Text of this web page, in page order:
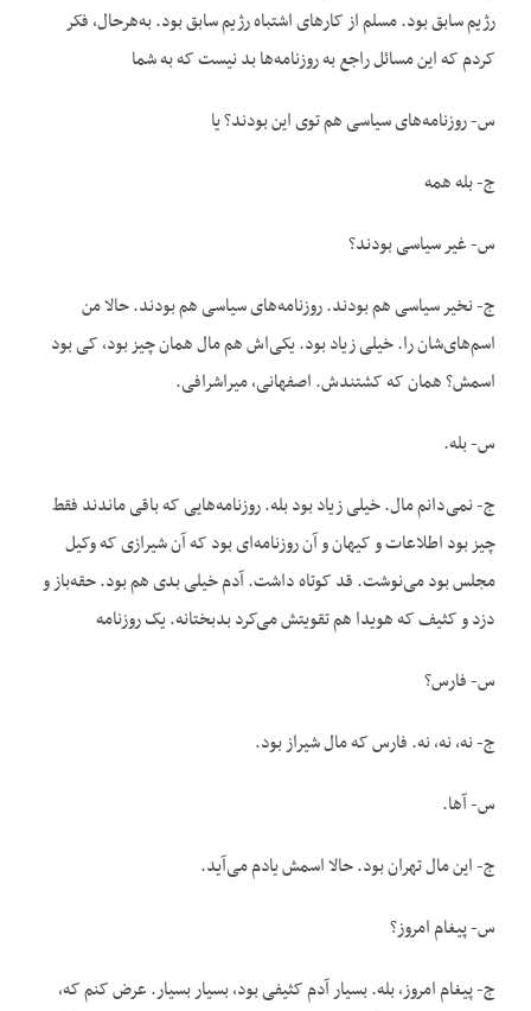
رژیم سابق بود. مسلم از کارهای اشتباه رژیم سابق بود. به‌هرحال، فکر
کردم که این مسائل راجع به روزنامه‌ها بد نیست که به شما
س- روزنامه‌های سیاسی هم توی این بودند؟ یا
ج- بله همه
س- غیر سیاسی بودند؟
ج- نخیر سیاسی هم بودند. روزنامه‌های سیاسی هم بودند. حالا من
اسم‌های‌شان را. خیلی زیاد بود. یکی‌اش هم مال همان چیز بود، کی بود
اسمش؟ همان که کشتندش. اصفهانی، ‌میراشرافی.
س- بله.
ج- نمی‌دانم مال. خیلی زیاد بود بله. روزنامه‌هایی که باقی ماندند فقط
چیز بود اطلاعات و کیهان و آن روزنامه‌ای بود که آن شیرازی که وکیل
مجلس بود می‌نوشت. قد کوتاه داشت. آدم خیلی بدی هم بود. حقه‌باز و
دزد و کثیف که هویدا هم تقویتش می‌کرد بدبختانه. یک روزنامه
س- فارس؟
ج- نه، نه، نه. فارس که مال شیراز بود.
س- آها.
ج- این مال تهران بود. حالا اسمش یادم می‌آید.
س- پیغام امروز؟
ج- پیغام امروز، بله. بسیار آدم کثیفی بود، بسیار بسیار. عرض کنم که،